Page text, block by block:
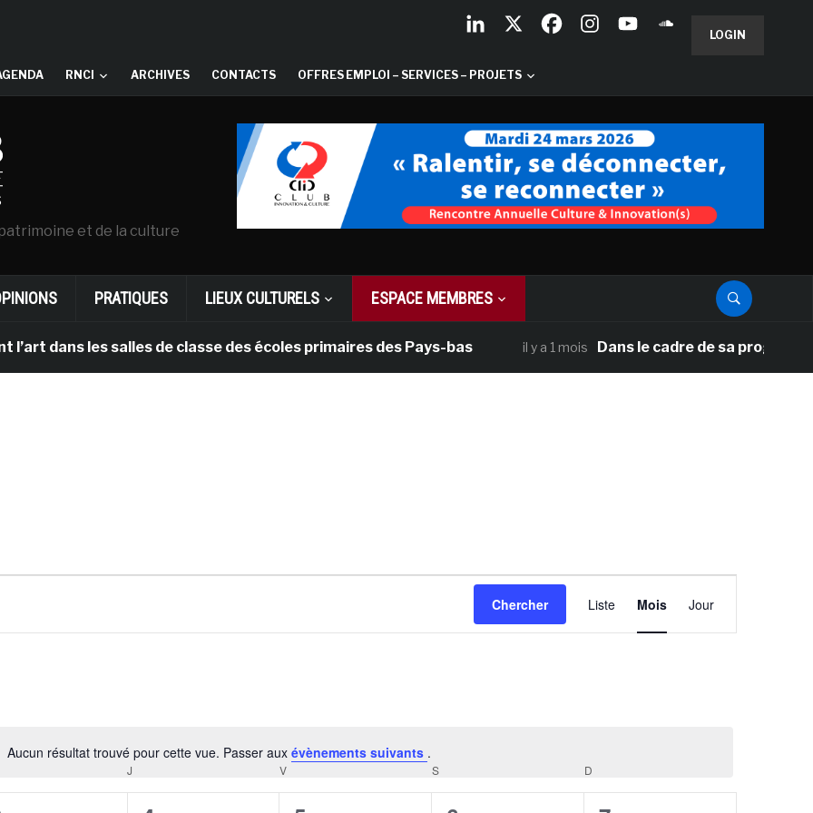
LOGIN
RNCI ARCHIVES CONTACTS OFFRES EMPLOI – SERVICES – PROJETS
et de la culture
PRATIQUES LIEUX CULTURELS ESPACE MEMBRES
dans les salles de classe des écoles primaires des Pays-bas il y a 1 mois Dans le cadre de sa
Notice
Aucun résultat trouvé pour cette vue. Passer aux évènements suivants .
Chercher
de
vues
Liste Mois Jour
J V S D